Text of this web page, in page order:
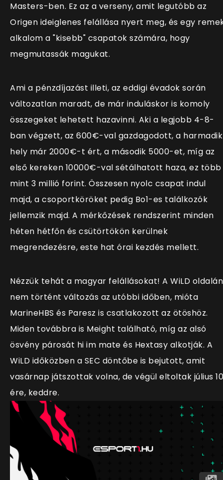
Masters-ben. Ez az a verseny, amit legutóbb az
Origen ideiglenes felállása nyert meg, és egy
alkalom a "kisebb" csapatok számára, hogy
megmutassák magukat.
Ami a pénzdíjazást illeti, az eddigi évadok során
változatlan maradt, de már induláskor is komoly
összegeket lehetett hazavinni. Aki a legjobb 4-8-
ban végzett, az 600€-val gazdagodott, a harmadik
hely már 2000€-t ért, a második 5000-et, míg az
első kereken 10000€-val sétálhatott haza, ez több
mint 3 millió forint. Összesen nyolc csapat indul
majd, a csoportköröket pedig Bo1-es találkozók
jellemzik majd. A mérkőzések rendszerint minden
héten hétfőn és csütörtökön kerülnek
megrendezésre, este hat órai kezdés mellett.
Nézzük tehát a magyar felállásokat! A WiLD oldalán
nem történt változás az utóbbi időben, mióta
MarineHBS és Paresz is csatlakozott az ötöshöz.
Miden továbbra is Meight található, míg az alsó
ösvény párosát hi im mate és Hextasy alkotják. A
WiLD időközben a SEC döntőbe is bejutott, amit
vasárnap játszottak volna, de végül eltoltak július
ére, keddre.